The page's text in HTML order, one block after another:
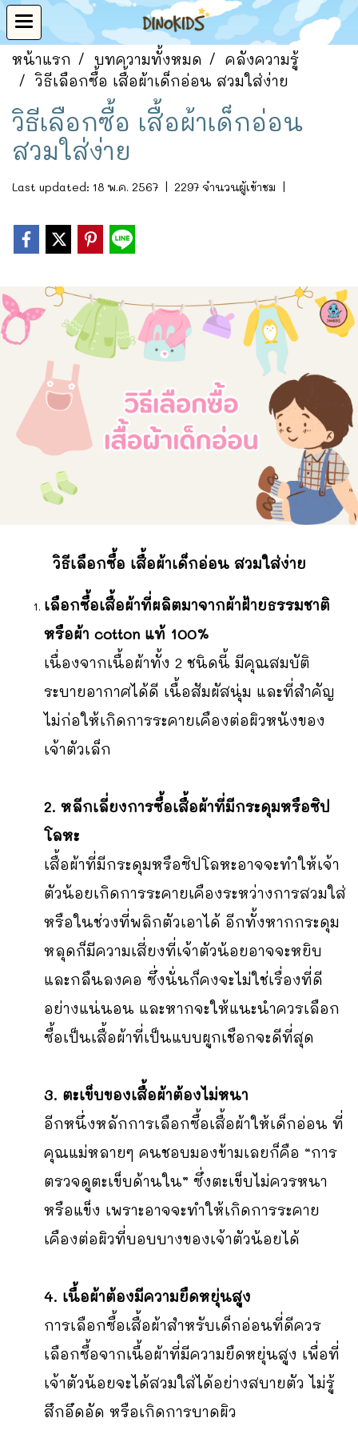
หน้าแรก บทความทั้งหมด
คลังความรู้
วิธีเลือกซื้อ เสื้อผ้าเด็กอ่อน สวมใส่ง่าย
วิธีเลือกซื้อ เสื้อผ้าเด็กอ่อน
สวมใส่ง่าย
Last updated: 18 พ.ค. 2567 | 2297 จำนวนผู้เข้าชม |
วิธีเลือกซื้อ เสื้อผ้าเด็กอ่อน สวมใส่ง่าย
เลือกซื้อเสื้อผ้าที่ผลิตมาจากผ้าฝ้ายธรรมชาติ
หรือผ้า cotton แท้ 100%
เนื่องจากเนื้อผ้าทั้ง 2 ชนิดนี้ มีคุณสมบัติ
ระบายอากาศได้ดี เนื้อสัมผัสนุ่ม และที่สำคัญ
ไม่ก่อให้เกิดการระคายเคืองต่อผิวหนังของ
เจ้าตัวเล็ก
2. หลีกเลี่ยงการซื้อเสื้อผ้าที่มีกระดุมหรือซิป
โลหะ
เสื้อผ้าที่มีกระดุมหรือซิปโลหะอาจจะทำให้เจ้า
ตัวน้อยเกิดการระคายเคืองระหว่างการสวมใส่
หรือในช่วงที่พลิกตัวเอาได้ อีกทั้งหากกระดุม
หลุดก็มีความเสี่ยงที่เจ้าตัวน้อยอาจจะหยิบ
และกลืนลงคอ ซึ่งนั่นก็คงจะไม่ใช่เรื่องที่ดี
อย่างแน่นอน และหากจะให้แนะนำควรเลือก
ซื้อเป็นเสื้อผ้าที่เป็นแบบผูกเชือกจะดีที่สุด
3. ตะเข็บของเสื้อผ้าต้องไม่หนา
อีกหนึ่งหลักการเลือกซื้อเสื้อผ้าให้เด็กอ่อน ที่
คุณแม่หลายๆ คนชอบมองข้ามเลยก็คือ “การ
ตรวจดูตะเข็บด้านใน” ซึ่งตะเข็บไม่ควรหนา
หรือแข็ง เพราะอาจจะทำให้เกิดการระคาย
เคืองต่อผิวที่บอบบางของเจ้าตัวน้อยได้
4. เนื้อผ้าต้องมีความยืดหยุ่นสูง
การเลือกซื้อเสื้อผ้าสำหรับเด็กอ่อนที่ดีควร
เลือกซื้อจากเนื้อผ้าที่มีความยืดหยุ่นสูง เพื่อที่
เจ้าตัวน้อยจะได้สวมใส่ได้อย่างสบายตัว ไม่รู้
สึกอึดอัด หรือเกิดการบาดผิว